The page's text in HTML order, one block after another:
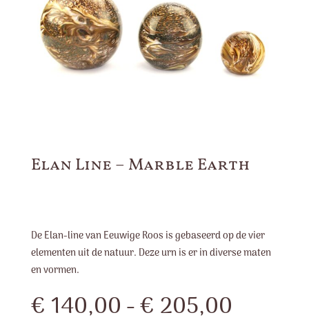
Elan Line – Marble Earth
De Elan-line van Eeuwige Roos is gebaseerd op de vier
elementen uit de natuur. Deze urn is er in diverse maten
en vormen.
€ 140,00-€ 205,00